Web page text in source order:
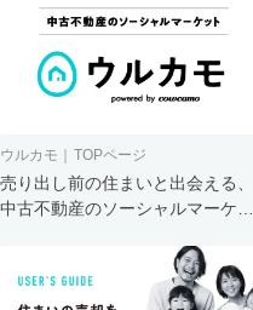
ウルカモ｜TOPページ
売り出し前の住まいと出会える、
中古不動産のソーシャルマーケッ